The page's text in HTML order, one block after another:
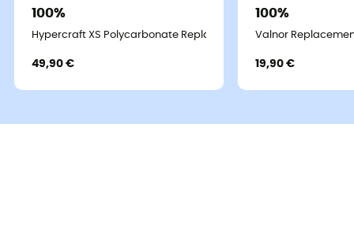
100%
Hypercraft XS Polycarbonate Replacement Lenses - Verres de
49,90 €
100%
Valnor
19,90 €